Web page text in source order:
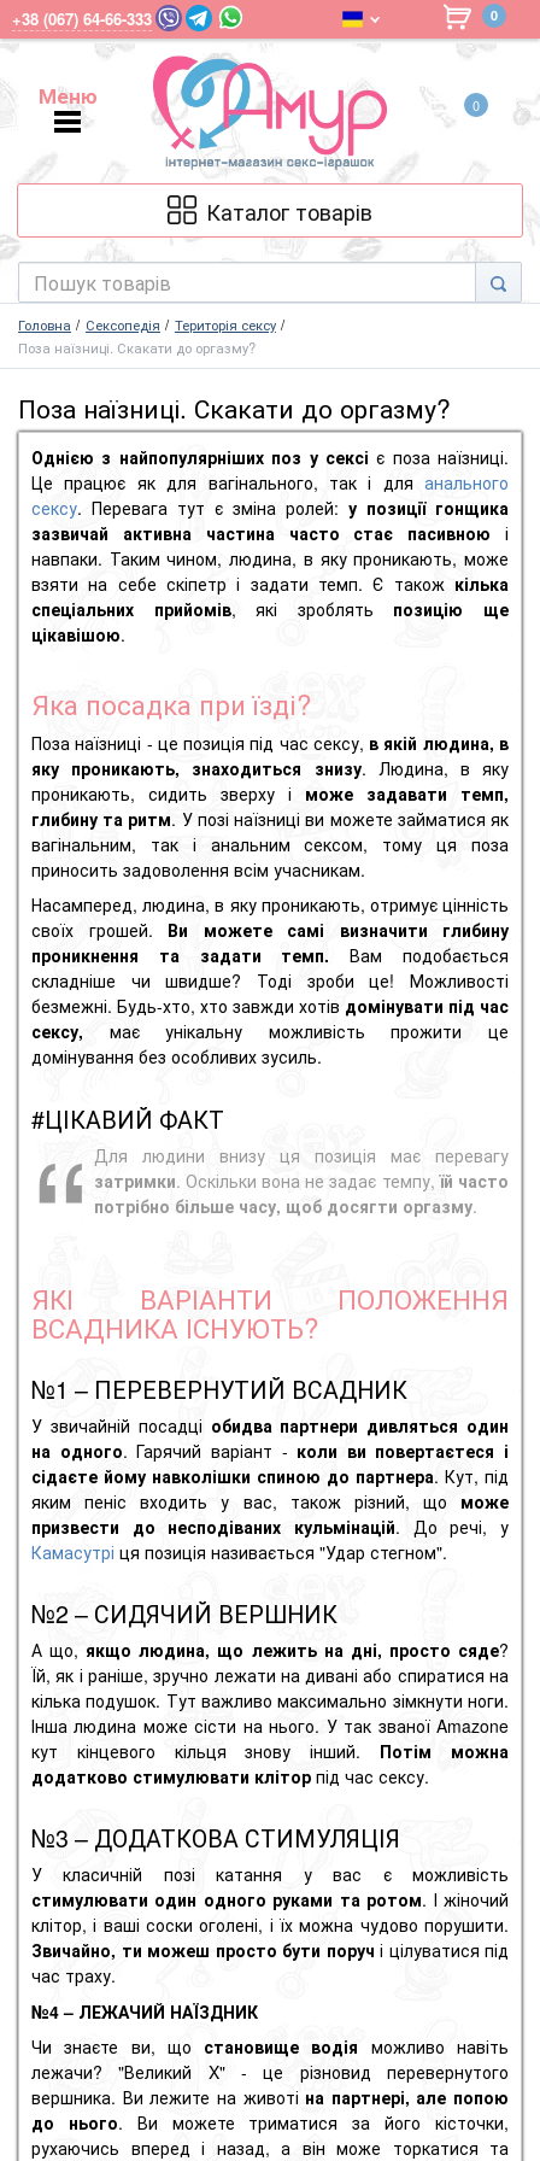
+38 (067) 64-66-333 0
Меню
Меню
0
Каталог товарів
Головна Сексопедія
Територія сексу
Поза наїзниці. Скакати до оргазму?
Поза наїзниці. Скакати до оргазму?
Однією з найпопулярніших поз у сексі є поза наїзниці.
Це працює як для вагінального, так і для анального
сексу. Перевага тут є зміна ролей: у позиції гонщика
зазвичай активна частина часто стає пасивною і
навпаки. Таким чином, людина, в яку проникають, може
взяти на себе скіпетр і задати темп. Є також кілька
спеціальних прийомів, які зроблять позицію ще
цікавішою.
Яка посадка при їзді?
Поза наїзниці - це позиція під час сексу, в якій людина, в
яку проникають, знаходиться знизу. Людина, в яку
проникають, сидить зверху і може задавати темп,
глибину та ритм. У позі наїзниці ви можете займатися як
вагінальним, так і анальним сексом, тому ця поза
приносить задоволення всім учасникам.
Насамперед, людина, в яку проникають, отримує цінність
своїх грошей. Ви можете самі визначити глибину
проникнення та задати темп.Вам подобається
складніше чи швидше? Тоді зроби це! Можливості
безмежні. Будь-хто, хто завжди хотів домінувати під час
сексу, має унікальну можливість прожити це
домінування без особливих зусиль.
#ЦІКАВИЙ ФАКТ
Для людини внизу ця позиція має перевагу
затримки. Оскільки вона не задає темпу,їй часто
потрібно більше часу, щоб досягти оргазму.
ЯКІ ВАРІАНТИ ПОЛОЖЕННЯ
ВСАДНИКА ІСНУЮТЬ?
№1 – ПЕРЕВЕРНУТИЙ ВСАДНИК
У звичайній посадці обидва партнери дивляться один
на одного. Гарячий варіант - коли ви повертаєтеся і
сідаєте йому навколішки спиною до партнера. Кут, під
якимпенісвходить у вас, також різний, що може
призвести до несподіваних кульмінацій. До речі, у
Камасутрі ця позиція називається "Удар стегном".
№2 – СИДЯЧИЙ ВЕРШНИК
А що, якщо людина, що лежить на дні, просто сяде?
Їй, як і раніше, зручно лежати на дивані або спиратися на
кілька подушок. Тут важливо максимально зімкнути ноги.
Інша людина може сісти на нього. У так званої Amazone
кут кінцевого кільця знову інший. Потім можна
додатково стимулювати клітор під час сексу.
№3 – ДОДАТКОВА СТИМУЛЯЦІЯ
У класичній позі катання у вас є можливість
стимулювати один одного руками та ротом. І жіночий
клітор, і ваші соскиоголені, і їх можна чудово порушити.
Звичайно, ти можеш просто бути поруч і цілуватися під
час траху.
№4 – ЛЕЖАЧИЙ НАЇЗДНИК
Чи знаєте ви, що становище водія можливо навіть
лежачи? "Великий X" - це різновид перевернутого
вершника. Ви лежите на животі на партнері, але попою
до нього. Ви можете триматися за його кісточки,
рухаючись вперед і назад, а він може торкатися та